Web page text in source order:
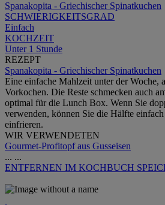
Spanakopita - Griechischer Spinatkuchen
SCHWIERIGKEITSGRAD
Einfach
KOCHZEIT
Unter 1 Stunde
REZEPT
Spanakopita - Griechischer Spinatkuchen
Eine einfache Mahlzeit unter der Woche,
Vorkochen. Die Reste schmecken auch
optimal für die Lunch Box. Wenn Sie
verwenden, können Sie die Hälfte
einfrieren.
WIR VERWENDETEN
Gourmet-Profitopf aus Gusseisen
... ...
ENTFERNEN IM KOCHBUCH